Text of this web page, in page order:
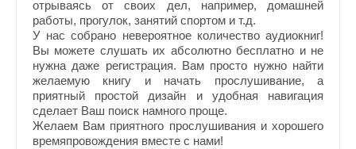
отрываясь от своих дел, например, домашней
работы, прогулок, занятий спортом и т.д.
У нас собрано невероятное количество аудиокниг!
Вы можете слушать их абсолютно бесплатно и не
нужна даже регистрация. Вам просто нужно найти
желаемую книгу и начать прослушивание, а
приятный простой дизайн и удобная навигация
сделает Ваш поиск намного проще.
Желаем Вам приятного прослушивания и хорошего
времяпровождения вместе с нами!